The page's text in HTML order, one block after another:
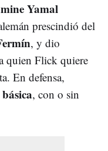
Yamal
prescindió del
, y dio
quien Flick quiere
En defensa,
, con o sin